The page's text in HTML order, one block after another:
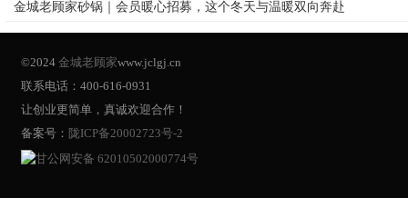
金城老顾家砂锅｜会员暖心招募，这个冬天与温暖双向奔赴
©2024金城老顾家www.jclgj.cn
联系电话：400-616-0931
让创业更简单，真诚欢迎合作！
备案号： 陇ICP备20002723号-2
甘公网安备 62010502000774号